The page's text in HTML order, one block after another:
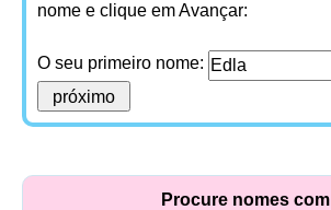
nome e clique em Avançar:
O seu primeiro nome:
Procure nomes com